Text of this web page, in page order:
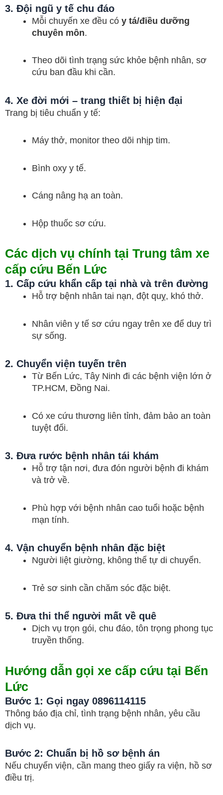
3. Đội ngũ y tế chu đáo
Mỗi chuyến xe đều có y tá/điều dưỡng
chuyên môn.
Theo dõi tình trạng sức khỏe bệnh nhân, sơ
cứu ban đầu khi cần.
4. Xe đời mới – trang thiết bị hiện đại
Trang bị tiêu chuẩn y tế:
Máy thở, monitor theo dõi nhịp tim.
Bình oxy y tế.
Cáng nâng hạ an toàn.
Hộp thuốc sơ cứu.
Các dịch vụ chính tại Trung tâm xe
cấp cứu Bến Lức
1. Cấp cứu khẩn cấp tại nhà và trên đường
Hỗ trợ bệnh nhân tai nạn, đột quỵ, khó thở.
Nhân viên y tế sơ cứu ngay trên xe để duy trì
sự sống.
2. Chuyển viện tuyến trên
Từ Bến Lức, Tây Ninh đi các bệnh viện lớn ở
TP.HCM, Đồng Nai.
Có xe cứu thương liên tỉnh, đảm bảo an toàn
tuyệt đối.
3. Đưa rước bệnh nhân tái khám
Hỗ trợ tận nơi, đưa đón người bệnh đi khám
và trở về.
Phù hợp với bệnh nhân cao tuổi hoặc bệnh
mạn tính.
4. Vận chuyển bệnh nhân đặc biệt
Người liệt giường, không thể tự di chuyển.
Trẻ sơ sinh cần chăm sóc đặc biệt.
5. Đưa thi thể người mất về quê
Dịch vụ trọn gói, chu đáo, tôn trọng phong tục
truyền thống.
Hướng dẫn gọi xe cấp cứu tại Bến
Lức
Bước 1: Gọi ngay 0896114115
Thông báo địa chỉ, tình trạng bệnh nhân, yêu cầu
dịch vụ.
Bước 2: Chuẩn bị hồ sơ bệnh án
Nếu chuyển viện, cần mang theo giấy ra viện, hồ sơ
điều trị.